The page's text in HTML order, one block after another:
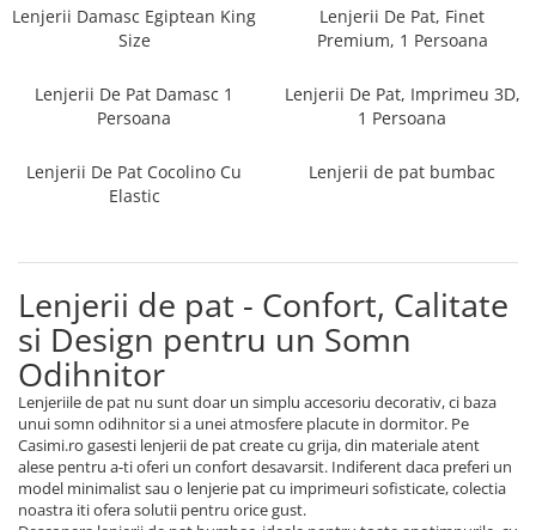
Piese, Cu Pilota Inclusa
Lenjerii De Pat Premium Collection
Set Lenjerie De Pat, 7 Piese, Cu
Pilota / Cuvertura Inclusa
11 Piese, Cuvertura Inclusa
Lenjerii Damasc Egiptean King Size
Persoana
Lenjerii De Pat Damasc 1 Persoana
Lenjerii De Pat, Imprimeu 3D, 1
Persoana
Lenjerii Damasc Egiptean King
Size
Lenjerii De Pat, Finet
Premium, 1 Persoana
Lenjerii De Pat Damasc 1
Persoana
Lenjerii De Pat, Imprimeu 3D,
1 Persoana
Lenjerii De Pat Cocolino Cu
Elastic
Lenjerii de pat bumbac
Lenjerii de pat - Confort, Calitate
si Design pentru un Somn
Odihnitor
Lenjeriile de pat nu sunt doar un simplu accesoriu decorativ, ci baza
unui somn odihnitor si a unei atmosfere placute in dormitor. Pe
Casimi.ro gasesti lenjerii de pat create cu grija, din materiale atent
alese pentru a-ti oferi un confort desavarsit. Indiferent daca preferi un
model minimalist sau o lenjerie pat cu imprimeuri sofisticate, colectia
noastra iti ofera solutii pentru orice gust.